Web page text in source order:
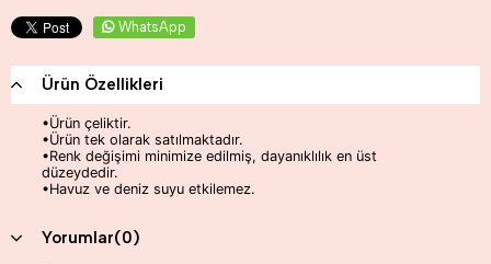
WhatsApp
Ürün Özellikleri
•Ürün çeliktir.
•Ürün tek olarak satılmaktadır.
•Renk değişimi minimize edilmiş, dayanıklılık en üst
düzeydedir.
•Havuz ve deniz suyu etkilemez.
Yorumlar(0)